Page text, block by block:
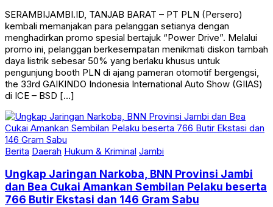
SERAMBIJAMBI.ID, TANJAB BARAT – PT PLN (Persero)
kembali memanjakan para pelanggan setianya dengan
menghadirkan promo spesial bertajuk “Power Drive”. Melalui
promo ini, pelanggan berkesempatan menikmati diskon tambah
daya listrik sebesar 50% yang berlaku khusus untuk
pengunjung booth PLN di ajang pameran otomotif bergengsi,
the 33rd GAIKINDO Indonesia International Auto Show (GIIAS)
di ICE – BSD […]
Berita Daerah Hukum & Kriminal Jambi
Ungkap Jaringan Narkoba, BNN Provinsi Jambi
dan Bea Cukai Amankan Sembilan Pelaku beserta
766 Butir Ekstasi dan 146 Gram Sabu